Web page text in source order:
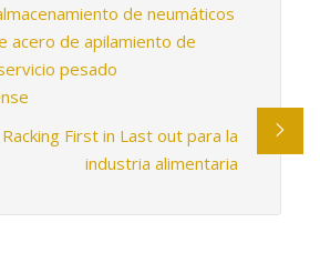
de neumáticos
acero de apilamiento de
pesado
First in Last out para la
industria alimentaria